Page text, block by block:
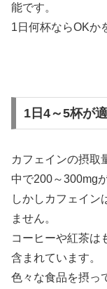
能です。
1日何杯ならOKか
1日4～5杯が
カフェインの摂取
中で200～300mg
しかしカフェイン
ません。
コーヒーや紅茶は
含まれています。
色々な食品を摂っ